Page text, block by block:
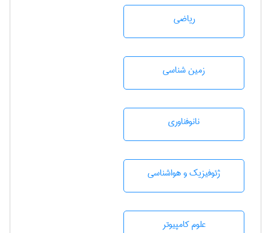
رياضی
زمين شناسی
نانوفناوری
ژئوفيزيك و هواشناسی
علوم کامپیوتر